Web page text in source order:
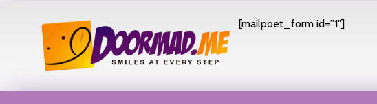
[mailpoet_form id=”1″]